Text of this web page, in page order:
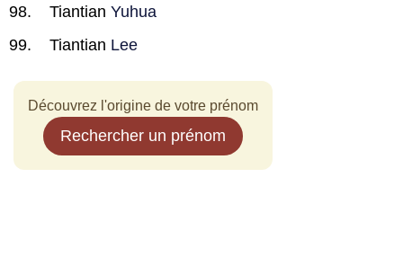
Tiantian Yuhua
Tiantian Lee
Découvrez l'origine de votre prénom
Rechercher un prénom